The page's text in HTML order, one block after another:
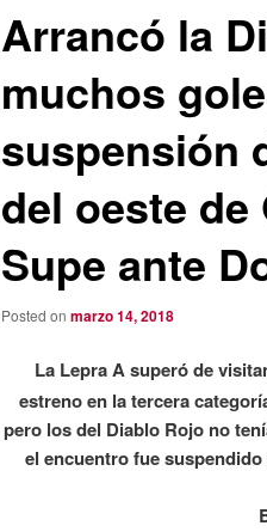
Arrancó la
muchos
suspensión
del oeste de
Supe ante
Posted on marzo 14, 2018
La Lepra A superó de
estreno en la tercera
pero los del Diablo Rojo no
el encuentro fue